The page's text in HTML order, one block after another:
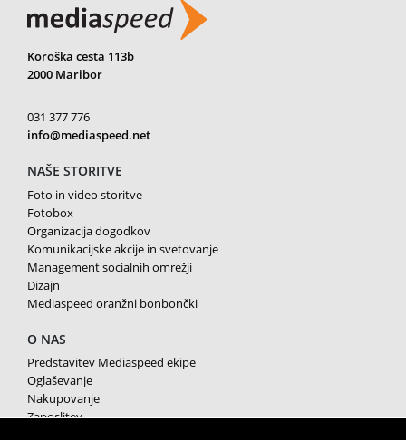
Koroška cesta 113b
2000 Maribor
031 377 776
info@mediaspeed.net
NAŠE STORITVE
Foto in video storitve
Fotobox
Organizacija dogodkov
Komunikacijske akcije in svetovanje
Management socialnih omrežji
Dizajn
Mediaspeed oranžni bonbončki
O NAS
Predstavitev Mediaspeed ekipe
Oglaševanje
Nakupovanje
Zaposlitev